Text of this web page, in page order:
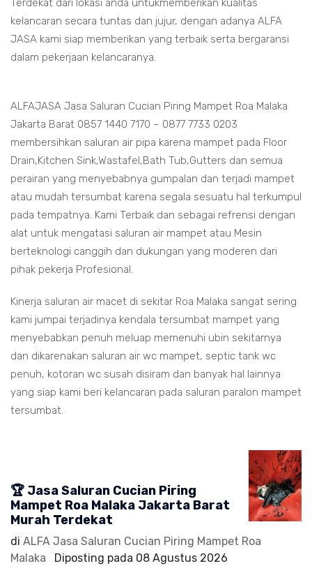
Terdekat dari lokasi anda untukmemberikan kualitas
kelancaran secara tuntas dan jujur, dengan adanya ALFA
JASA kami siap memberikan yang terbaik serta bergaransi
dalam pekerjaan kelancaranya.
ALFAJASA Jasa Saluran Cucian Piring Mampet Roa Malaka
Jakarta Barat 0857 1440 7170 – 0877 7733 0203
membersihkan saluran air pipa karena mampet pada Floor
Drain,Kitchen Sink,Wastafel,Bath Tub,Gutters dan semua
perairan yang menyebabnya gumpalan dan terjadi mampet
atau mudah tersumbat karena segala sesuatu hal terkumpul
pada tempatnya. Kami Terbaik dan sebagai refrensi dengan
alat untuk mengatasi saluran air mampet atau Mesin
berteknologi canggih dan dukungan yang moderen dari
pihak pekerja Profesional.
Kinerja saluran air macet di sekitar Roa Malaka sangat sering
kami jumpai terjadinya kendala tersumbat mampet yang
menyebabkan penuh meluap memenuhi ubin sekitarnya
dan dikarenakan saluran air wc mampet, septic tank wc
penuh, kotoran wc susah disiram dan banyak hal lainnya
yang siap kami beri kelancaran pada saluran paralon mampet
tersumbat.
🏆 Jasa Saluran Cucian Piring
Mampet Roa Malaka Jakarta Barat
Murah Terdekat
di ALFA Jasa Saluran Cucian Piring Mampet Roa
Malaka
Diposting pada 08 Agustus 2026